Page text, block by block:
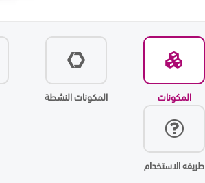
المكونات المكونات النشطة
طريقه الاستخدام